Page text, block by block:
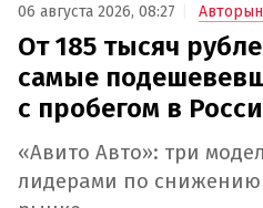
06 августа 2026, 08:27
От 185 тысяч
самые
с пробегом в
«Авито Авто»: три
лидерами по